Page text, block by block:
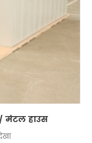
/ मेटल हाउस